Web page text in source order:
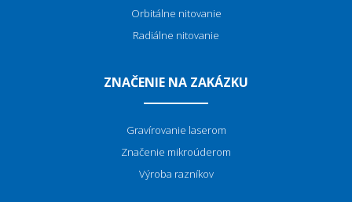
Orbitálne nitovanie
Radiálne nitovanie
ZNAČENIE NA ZAKÁZKU
Gravírovanie laserom
Značenie mikroúderom
Výroba razníkov